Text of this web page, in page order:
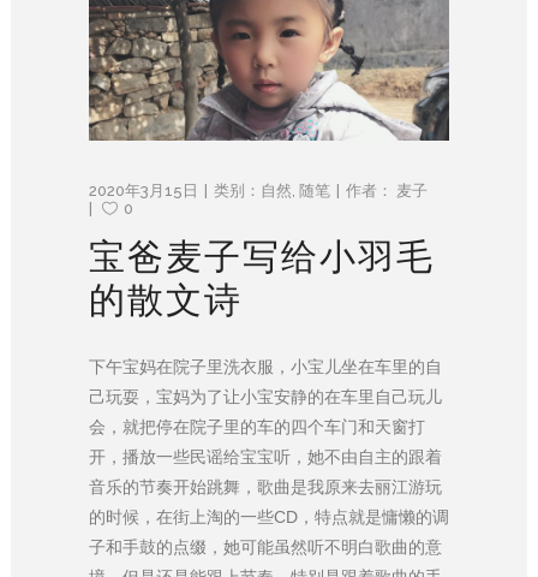
2020年3月15日 类别： 自然, 随笔 作者： 麦子
0
宝爸麦子写给小羽毛
的散文诗
下午宝妈在院子里洗衣服，小宝儿坐在车里的自
己玩耍，宝妈为了让小宝安静的在车里自己玩儿
会，就把停在院子里的车的四个车门和天窗打
开，播放一些民谣给宝宝听，她不由自主的跟着
音乐的节奏开始跳舞，歌曲是我原来去丽江游玩
的时候，在街上淘的一些CD，特点就是慵懒的调
子和手鼓的点缀，她可能虽然听不明白歌曲的意